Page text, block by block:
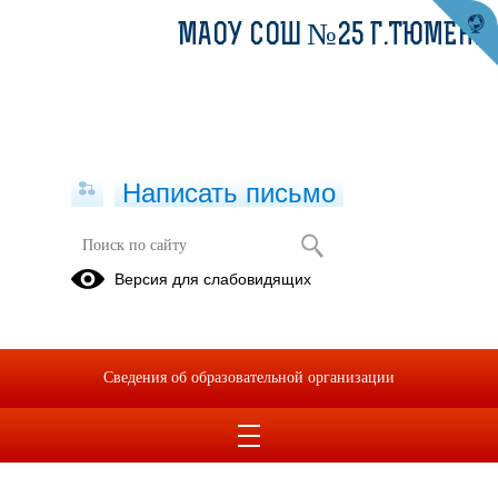
МАОУ СОШ №25 Г.ТЮМЕНИ
Написать письмо
Версия для слабовидящих
Сведения об образовательной организации